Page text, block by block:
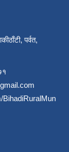
पर्वत,
BihadiRuralMun